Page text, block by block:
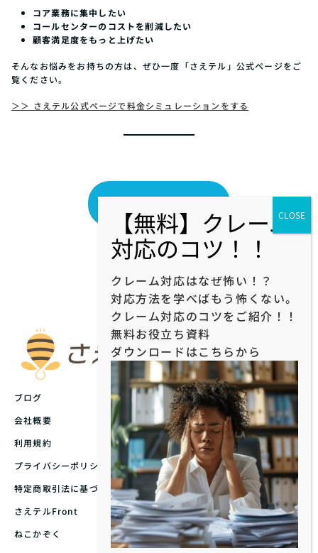
コア業務に集中したい
コールセンターのコストを削減したい
顧客満足度をもっと上げたい
そんなお悩みをお持ちの方は、ぜひ一度「さえテル」公式ページをご
覧ください。
＞＞ さえテル公式ページで料金シミュレーションをする
ブログ
会社概要
利用規約
プライバシーポリシー
特定商取引法に基づく表記
さえテルFront
ねこかぞく
クレーム対応はなぜ怖い！？
対応方法を学べばもう怖くない。
クレーム対応のコツをご紹介！！
無料お役立ち資料
ダウンロードはこちらから